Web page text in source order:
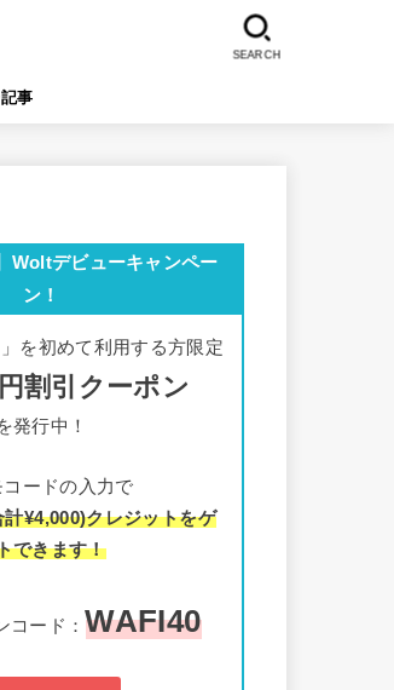
事
SEARCH
Woltデビューキャンペー
ン！
」を初めて利用する方限定
割引クーポン
発行中！
コードの入力で
¥4,000)クレジットをゲ
できます！
コード： WAFI40